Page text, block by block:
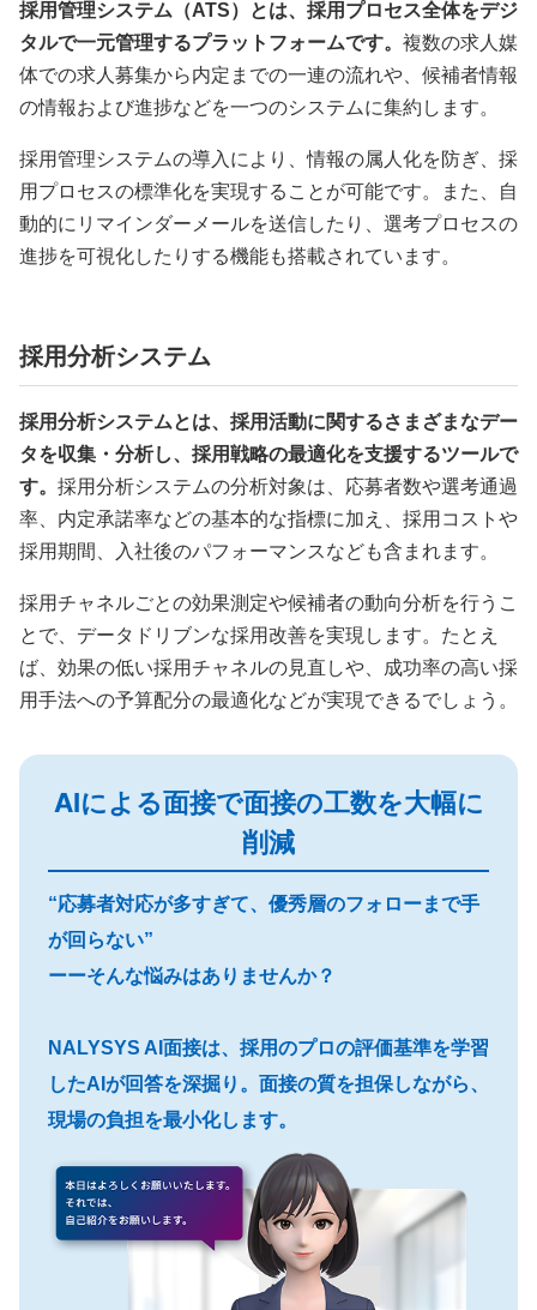
採用管理システム（ATS）とは、採用プロセス全体をデジ
タルで一元管理するプラットフォームです。 複数の求人媒
体での求人募集から内定までの一連の流れや、候補者情報
の情報および進捗などを一つのシステムに集約します。
採用管理システムの導入により、情報の属人化を防ぎ、採
用プロセスの標準化を実現することが可能です。また、自
動的にリマインダーメールを送信したり、選考プロセスの
進捗を可視化したりする機能も搭載されています。
採用分析システム
採用分析システムとは、採用活動に関するさまざまなデー
タを収集・分析し、採用戦略の最適化を支援するツールで
す。 採用分析システムの分析対象は、応募者数や選考通過
率、内定承諾率などの基本的な指標に加え、採用コストや
採用期間、入社後のパフォーマンスなども含まれます。
採用チャネルごとの効果測定や候補者の動向分析を行うこ
とで、データドリブンな採用改善を実現します。たとえ
ば、効果の低い採用チャネルの見直しや、成功率の高い採
用手法への予算配分の最適化などが実現できるでしょう。
AIによる面接で面接の工数を大幅に
削減
“応募者対応が多すぎて、優秀層のフォローまで手
が回らない”
ーーそんな悩みはありませんか？
NALYSYS AI面接は、採用のプロの評価基準を学習
したAIが回答を深掘り。面接の質を担保しながら、
現場の負担を最小化します。